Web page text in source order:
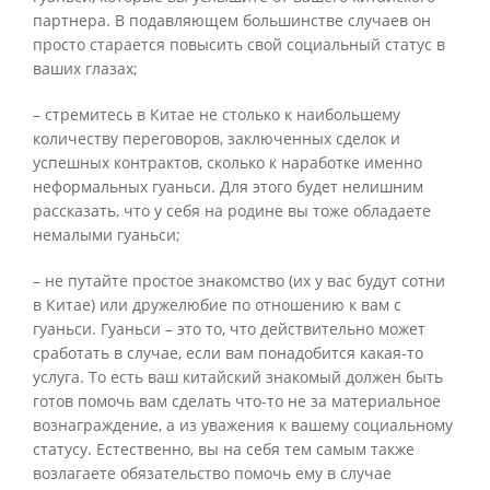
партнера. В подавляющем большинстве случаев он
просто старается повысить свой социальный статус в
ваших глазах;
– стремитесь в Китае не столько к наибольшему
количеству переговоров, заключенных сделок и
успешных контрактов, сколько к наработке именно
неформальных гуаньси. Для этого будет нелишним
рассказать, что у себя на родине вы тоже обладаете
немалыми гуаньси;
– не путайте простое знакомство (их у вас будут сотни
в Китае) или дружелюбие по отношению к вам с
гуаньси. Гуаньси – это то, что действительно может
сработать в случае, если вам понадобится какая-то
услуга. То есть ваш китайский знакомый должен быть
готов помочь вам сделать что-то не за материальное
вознаграждение, а из уважения к вашему социальному
статусу. Естественно, вы на себя тем самым также
возлагаете обязательство помочь ему в случае